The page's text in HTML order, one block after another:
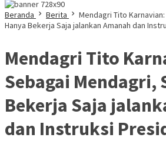
Beranda
Berita
Mendagri Tito
Hanya Bekerja Saja jalankan Amanah dan
Mendagri Tito
Sebagai Mendagri,
Bekerja Saja
dan Instruksi